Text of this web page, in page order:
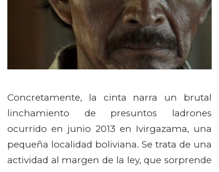
Concretamente, la cinta narra un brutal
linchamiento de presuntos ladrones
ocurrido en junio 2013 en Ivirgazama, una
pequeña localidad boliviana. Se trata de una
actividad al margen de la ley, que sorprende